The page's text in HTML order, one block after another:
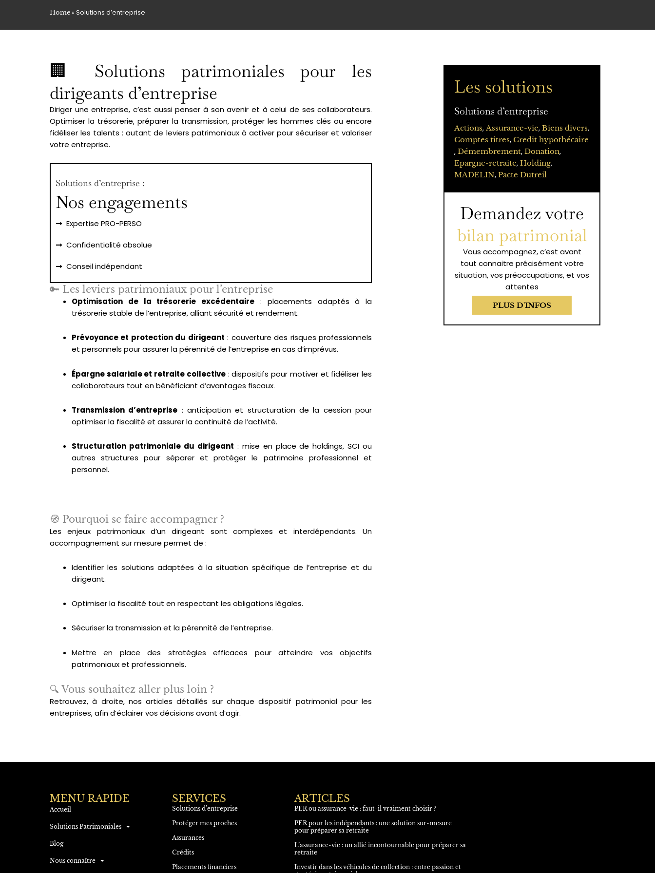
Home » Solutions d’entreprise
🏢 Solutions patrimoniales pour les
dirigeants d’entreprise
Diriger une entreprise, c’est aussi penser à son avenir et à celui de ses collaborateurs.
Optimiser la trésorerie, préparer la transmission, protéger les hommes clés ou encore
fidéliser les talents : autant de leviers patrimoniaux à activer pour sécuriser et valoriser
votre entreprise.
Solutions d’entreprise :
Nos engagements
Expertise PRO-PERSO
Confidentialité absolue
Conseil indépendant
🔑 Les leviers patrimoniaux pour l’entreprise
Optimisation de la trésorerie excédentaire : placements adaptés à la
trésorerie stable de l’entreprise, alliant sécurité et rendement.
Prévoyance et protection du dirigeant : couverture des risques professionnels
et personnels pour assurer la pérennité de l’entreprise en cas d’imprévus.
Épargne salariale et retraite collective: dispositifs pour motiver et fidéliser les
collaborateurs tout en bénéficiant d’avantages fiscaux.
Transmission d’entreprise : anticipation et structuration de la cession pour
optimiser la fiscalité et assurer la continuité de l’activité.
Structuration patrimoniale du dirigeant : mise en place de holdings, SCI ou
autres structures pour séparer et protéger le patrimoine professionnel et
personnel.
🧭 Pourquoi se faire accompagner ?
Les enjeux patrimoniaux d’un dirigeant sont complexes et interdépendants. Un
accompagnement sur mesure permet de :
Identifier les solutions adaptées à la situation spécifique de l’entreprise et du
dirigeant.
Optimiser la fiscalité tout en respectant les obligations légales.
Sécuriser la transmission et la pérennité de l’entreprise.
Mettre en place des stratégies efficaces pour atteindre vos objectifs
patrimoniaux et professionnels.
🔍 Vous souhaitez aller plus loin ?
Retrouvez, à droite, nos articles détaillés sur chaque dispositif patrimonial pour les
entreprises, afin d’éclairer vos décisions avant d’agir.
Les solutions
Solutions d’entreprise
Actions, Assurance-vie, Biens divers,
Comptes titres, Credit hypothécaire
, Démembrement, Donation,
Epargne-retraite, Holding,
MADELIN, Pacte Dutreil
Demandez votre
bilan patrimonial
Vous accompagnez, c’est avant
tout connaitre précisément votre
situation, vos préoccupations, et vos
attentes
PLUS D'INFOS
MENU RAPIDE
Accueil
Solutions Patrimoniales
Blog
Nous connaître
SERVICES
Solutions d’entreprise
Protéger mes proches
Assurances
Crédits
Placements financiers
ARTICLES
PER ou assurance-vie : faut-il vraiment choisir ?
PER pour les indépendants : une solution sur-mesure
pour préparer sa retraite
L’assurance-vie : un allié incontournable pour préparer sa
retraite
Investir dans les véhicules de collection : entre passion et